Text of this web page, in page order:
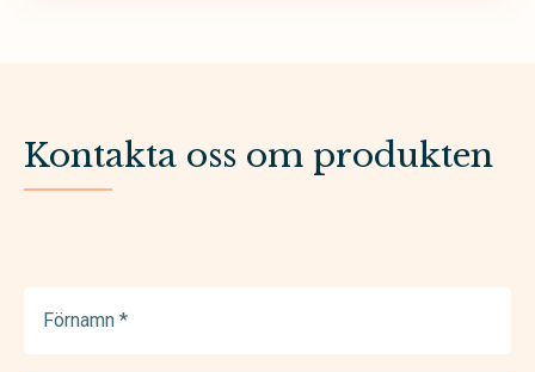
Kontakta oss om produkten
(Required)